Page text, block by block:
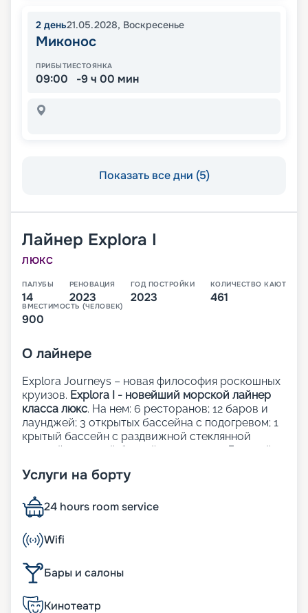
2 день21.05.2028, Воскресенье
Миконос
ПРИБЫТИЕ
09:00
СТОЯНКА
-9 ч 00 мин
Показать все дни (5)
Лайнер Explora I
ЛЮКС
ПАЛУБЫ
14
РЕНОВАЦИЯ
2023
ГОД ПОСТРОЙКИ
2023
КОЛИЧЕСТВО КАЮТ
461
ВМЕСТИМОСТЬ (ЧЕЛОВЕК)
900
О лайнере
Explora Journeys – новая философия роскошных
круизов. Explora I - новейший морской лайнер
класса люкс. На нем: 6 ресторанов; 12 баров и
лаунджей; 3 открытых бассейна с подогревом; 1
крытый бассейн с раздвижной стеклянной
крышей; 1 крытый бассейн; 5 джакузи; Детский
Школа кулинарного мастерства;
Прачечная; Медицинский центр.
Рестораны, бары и лаунджи:
Кулинарные шедевры на борту Explora Journeys
объединяют лучшие традиции мировой
гастрономии, придавая каждому завтраку, обеду
и ужину уникальность и изящество. Независимо
Услуги на борту
24 hours room service
Wifi
Бары и салоны
Кинотеатр